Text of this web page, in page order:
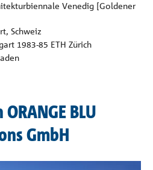
Venedig [Goldener
Schweiz
1983-85 ETH Zürich
BLU
GmbH